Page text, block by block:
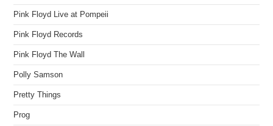
Pink Floyd Live at Pompeii
Pink Floyd Records
Pink Floyd The Wall
Polly Samson
Pretty Things
Prog